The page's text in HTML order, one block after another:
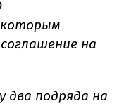
которым
на
два подряда на